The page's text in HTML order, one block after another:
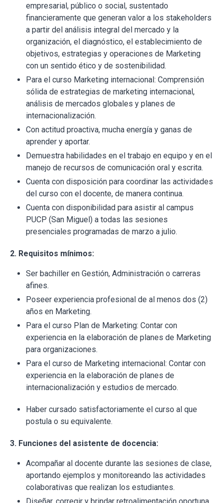
empresarial, público o social, sustentado
financieramente que generan valor a los stakeholders
a partir del análisis integral del mercado y la
organización, el diagnóstico, el establecimiento de
objetivos, estrategias y operaciones de Marketing
con un sentido ético y de sostenibilidad.
Para el curso Marketing internacional: Comprensión
sólida de estrategias de marketing internacional,
análisis de mercados globales y planes de
internacionalización.
Con actitud proactiva, mucha energía y ganas de
aprender y aportar.
Demuestra habilidades en el trabajo en equipo y en el
manejo de recursos de comunicación oral y escrita.
Cuenta con disposición para coordinar las actividades
del curso con el docente, de manera continua.
Cuenta con disponibilidad para asistir al campus
PUCP (San Miguel) a todas las sesiones
presenciales programadas de marzo a julio.
2. Requisitos mínimos:
Ser bachiller en Gestión, Administración o carreras
afines.
Poseer experiencia profesional de al menos dos (2)
años en Marketing.
Para el curso Plan de Marketing: Contar con
experiencia en la elaboración de planes de Marketing
para organizaciones.
Para el curso de Marketing internacional: Contar con
experiencia en la elaboración de planes de
internacionalización y estudios de mercado.
Haber cursado satisfactoriamente el curso al que
postula o su equivalente.
3. Funciones del asistente de docencia:
Acompañar al docente durante las sesiones de clase,
aportando ejemplos y monitoreando las actividades
colaborativas que realizan los estudiantes.